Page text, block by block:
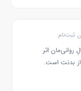
ثبت‌نام
اثر
بدنت است.